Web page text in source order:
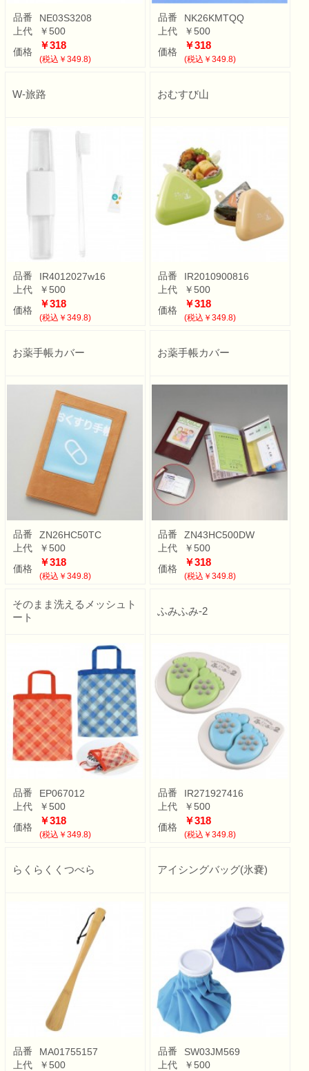
品番
NE03S3208
上代
￥500
価格
￥318
(税込￥349.8)
品番
NK26KMTQQ
上代
￥500
価格
￥318
(税込￥349.8)
W-旅路
品番
IR4012027w16
上代
￥500
価格
￥318
(税込￥349.8)
おむすび山
品番
IR2010900816
上代
￥500
価格
￥318
(税込￥349.8)
お薬手帳カバー
品番
ZN26HC50TC
上代
￥500
価格
￥318
(税込￥349.8)
お薬手帳カバー
品番
ZN43HC500DW
上代
￥500
価格
￥318
(税込￥349.8)
そのまま洗えるメッシュト
ート
品番
EP067012
上代
￥500
価格
￥318
(税込￥349.8)
ふみふみ-2
品番
IR271927416
上代
￥500
価格
￥318
(税込￥349.8)
らくらくくつべら
品番
MA01755157
上代
￥500
アイシングバッグ(氷嚢)
品番
SW03JM569
上代
￥500